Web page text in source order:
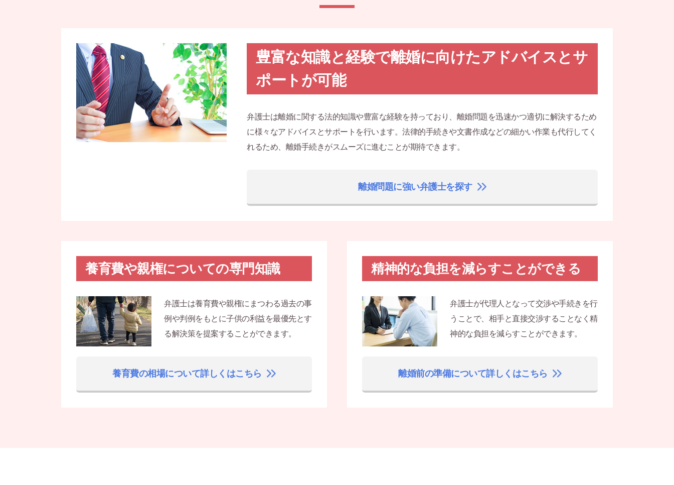
豊富な知識と経験で離婚に向けたアドバイスとサ
ポートが可能
弁護士は離婚に関する法的知識や豊富な経験を持っており、離婚問題を迅速かつ適切に解決するため
に様々なアドバイスとサポートを行います。法律的手続きや文書作成などの細かい作業も代行してく
れるため、離婚手続きがスムーズに進むことが期待できます。
離婚問題に強い弁護士を探す
養育費や親権についての専門知識
弁護士は養育費や親権にまつわる過去の事
例や判例をもとに子供の利益を最優先とす
る解決策を提案することができます。
養育費の相場について詳しくはこちら
精神的な負担を減らすことができる
弁護士が代理人となって交渉や手続きを行
うことで、相手と直接交渉することなく精
神的な負担を減らすことができます。
離婚前の準備について詳しくはこちら